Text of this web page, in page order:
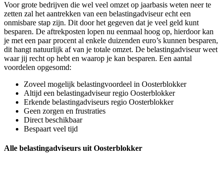
Voor grote bedrijven die wel veel omzet op jaarbasis weten neer te
zetten zal het aantrekken van een belastingadviseur echt een
onmisbare stap zijn. Dit door het gegeven dat je veel geld kunt
besparen. De aftrekposten lopen nu eenmaal hoog op, hierdoor kan
je met een paar procent al enkele duizenden euro’s kunnen besparen,
dit hangt natuurlijk af van je totale omzet. De belastingadviseur weet
waar jij recht op hebt en waarop je kan besparen. Een aantal
voordelen opgesomd:
Zoveel mogelijk belastingvoordeel in Oosterblokker
Altijd een belastingadviseur regio Oosterblokker
Erkende belastingadviseurs regio Oosterblokker
Geen zorgen en frustraties
Direct beschikbaar
Bespaart veel tijd
Alle belastingadviseurs uit Oosterblokker